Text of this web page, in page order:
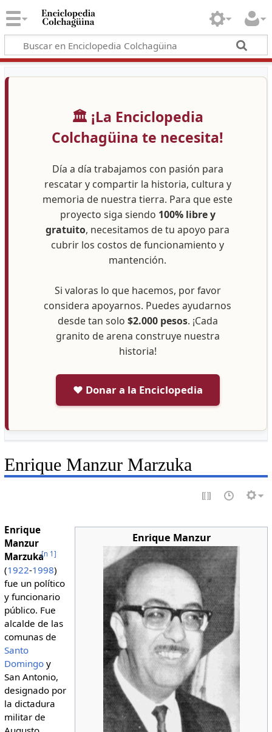
🏛️ ¡La Enciclopedia
Colchagüina te necesita!
Día a día trabajamos con pasión para
rescatar y compartir la historia, cultura y
memoria de nuestra tierra. Para que este
proyecto siga siendo 100% libre y
gratuito, necesitamos de tu apoyo para
cubrir los costos de funcionamiento y
mantención.
Si valoras lo que hacemos, por favor
considera apoyarnos. Puedes ayudarnos
desde tan solo $2.000 pesos. ¡Cada
granito de arena construye nuestra
historia!
❤️ Donar a la Enciclopedia
Enrique Manzur Marzuka
Enrique Manzur
Enrique
Manzur
Marzuka
[n 1 ]
(1922-1998)
fue un político
y funcionario
público. Fue
alcalde de las
comunas de
Santo
Domingoy
San Antonio,
designado por
la dictadura
militar de